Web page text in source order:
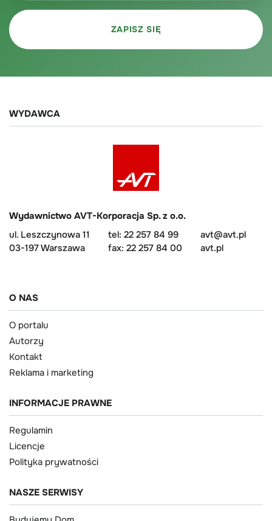
WYDAWCA
Wydawnictwo AVT-Korporacja Sp. z o.o.
ul. Leszczynowa 11
03-197 Warszawa
tel: 22 257 84 99
fax: 22 257 84 00
avt@avt.pl
avt.pl
O NAS
O portalu
Autorzy
Kontakt
Reklama i marketing
INFORMACJE PRAWNE
Regulamin
Licencje
Polityka prywatności
NASZE SERWISY